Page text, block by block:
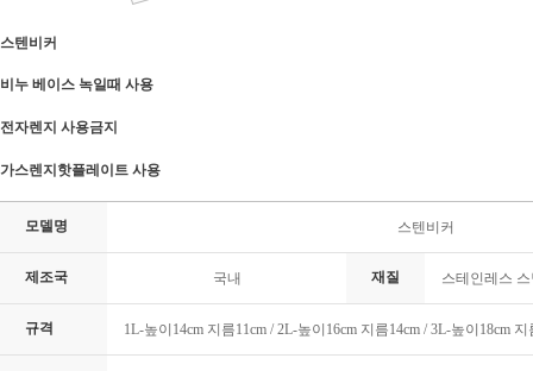
스텐비커
비누 베이스 녹일때 사용
전자렌지 사용금지
가스렌지핫플레이트 사용
모델명 스텐비커
제조국 국내 재질 스테인레스
규격 1L-높이14cm 지름11cm / 2L-높이16cm 지름14cm / 3L-높이18cm